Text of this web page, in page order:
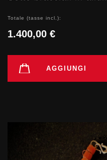
Totale (tasse incl.):
1.400,00 €
AGGIUNGI